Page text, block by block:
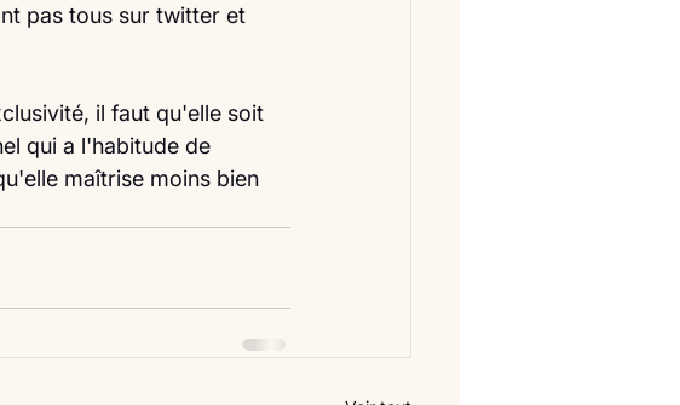
pas tous sur twitter et
il faut qu'elle soit
qui a l'habitude de
maîtrise moins bien